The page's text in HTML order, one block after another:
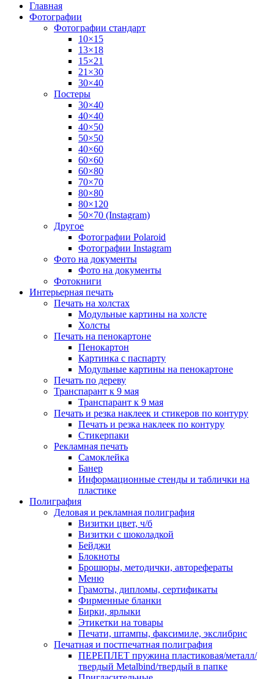
Главная
Фотографии
Фотографии стандарт
10×15
13×18
15×21
21×30
30×40
Постеры
30×40
40×40
40×50
50×50
40×60
60×60
60×80
70×70
80×80
80×120
50×70 (Instagram)
Другое
Фотографии Polaroid
Фотографии Instagram
Фото на документы
Фото на документы
Фотокниги
Интерьерная печать
Печать на холстах
Модульные картины на холсте
Холсты
Печать на пенокартоне
Пенокартон
Картинка с паспарту
Модульные картины на пенокартоне
Печать по дереву
Транспарант к 9 мая
Транспарант к 9 мая
Печать и резка наклеек и стикеров по контуру
Печать и резка наклеек по контуру
Стикерпаки
Рекламная печать
Самоклейка
Банер
Информационные стенды и таблички на
пластике
Полиграфия
Деловая и рекламная полиграфия
Визитки цвет, ч/б
Визитки с шоколадкой
Бейджи
Блокноты
Брошюры, методички, авторефераты
Меню
Грамоты, дипломы, сертификаты
Фирменные бланки
Бирки, ярлыки
Этикетки на товары
Печати, штампы, факсимиле, экслибрис
Печатная и постпечатная полиграфия
ПЕРЕПЛЕТ пружина пластиковая/металл/
твердый Metalbind/твердый в папке